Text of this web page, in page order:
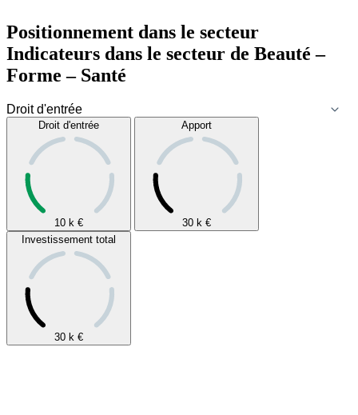
Positionnement dans le secteur
Indicateurs dans le secteur de Beauté –
Forme – Santé
Droit d'entrée
10 k €
Apport
30 k €
Investissement total
30 k €